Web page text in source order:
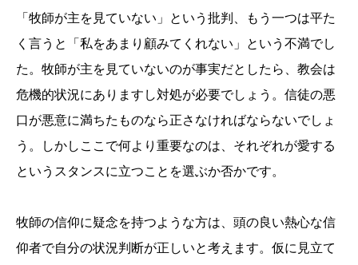
「牧師が主を見ていない」という批判、もう一つは平た
く言うと「私をあまり顧みてくれない」という不満でし
た。牧師が主を見ていないのが事実だとしたら、教会は
危機的状況にありますし対処が必要でしょう。信徒の悪
口が悪意に満ちたものなら正さなければならないでしょ
う。しかしここで何より重要なのは、それぞれが愛する
というスタンスに立つことを選ぶか否かです。
牧師の信仰に疑念を持つような方は、頭の良い熱心な信
仰者で自分の状況判断が正しいと考えます。仮に見立て